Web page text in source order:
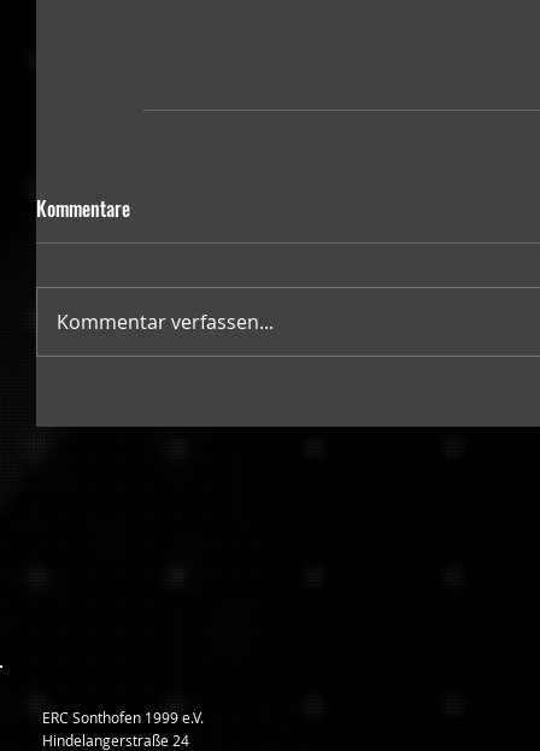
Kommentare
Kommentar verfassen...
ERC Sonthofen 1999 e.V.
Hindelangerstraße 24